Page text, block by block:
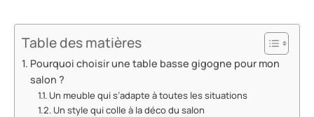
Table des matières
Pourquoi choisir une table basse gigogne pour mon
salon ?
Un meuble qui s’adapte à toutes les situations
Un style qui colle à la déco du salon